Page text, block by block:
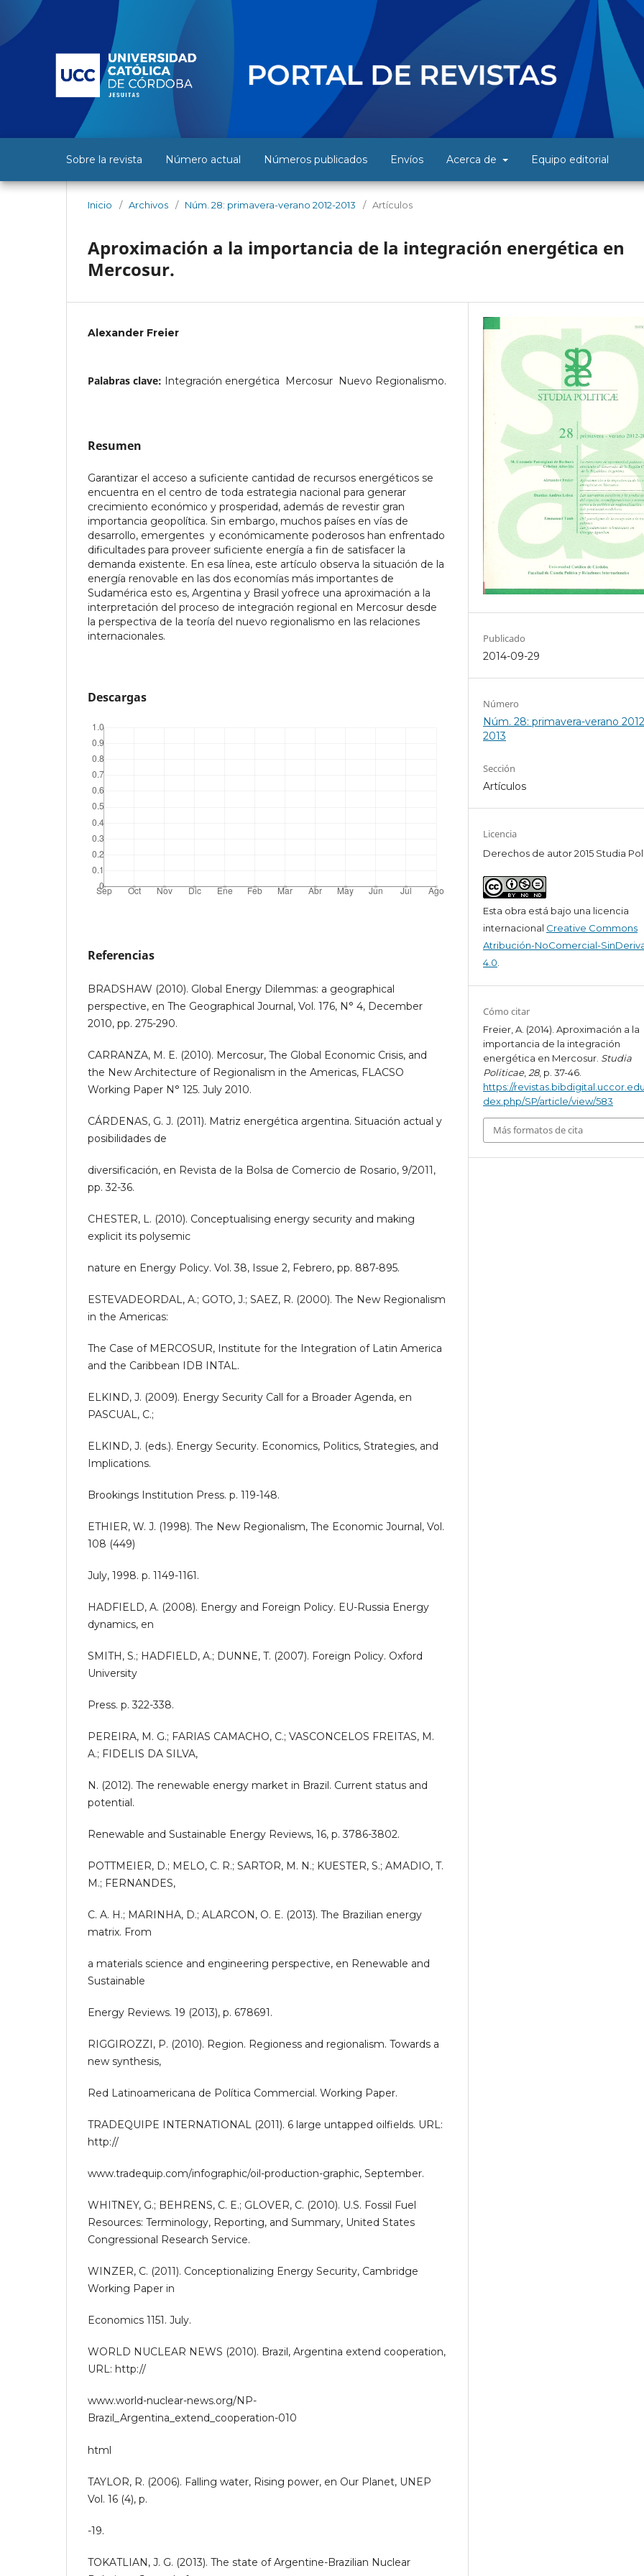
Sobre la revista Número actual Números publicados Envíos Acerca de Equipo editorial
Inicio / Archivos / Núm. 28: primavera-verano 2012-2013 / Artículos
Aproximación a la importancia de la integración energética en
Mercosur.
Alexander Freier
Palabras clave: Integración energética  Mercosur  Nuevo Regionalismo.
Resumen
Garantizar el acceso a suficiente cantidad de recursos energéticos se
encuentra en el centro de toda estrategia nacional para generar
crecimiento económico y prosperidad, además de revestir gran
importancia geopolítica. Sin embargo, muchos países en vías de
desarrollo, emergentes y económicamente poderosos han enfrentado
dificultades para proveer suficiente energía a fin de satisfacer la
demanda existente. En esa línea, este artículo observa la situación de la
energía renovable en las dos economías más importantes de
Sudamérica esto es, Argentina y Brasil yofrece una aproximación a la
interpretación del proceso de integración regional en Mercosur desde
la perspectiva de la teoría del nuevo regionalismo en las relaciones
internacionales.
Descargas
Referencias
BRADSHAW (2010). Global Energy Dilemmas: a geographical
perspective, en The Geographical Journal, Vol. 176, N° 4, December
2010, pp. 275-290.
CARRANZA, M. E. (2010). Mercosur, The Global Economic Crisis, and
the New Architecture of Regionalism in the Americas, FLACSO
Working Paper N° 125. July 2010.
CÁRDENAS, G. J. (2011). Matriz energética argentina. Situación actual y
posibilidades de
diversificación, en Revista de la Bolsa de Comercio de Rosario, 9/2011,
pp. 32-36.
CHESTER, L. (2010). Conceptualising energy security and making
explicit its polysemic
nature en Energy Policy. Vol. 38, Issue 2, Febrero, pp. 887-895.
ESTEVADEORDAL, A.; GOTO, J.; SAEZ, R. (2000). The New Regionalism
in the Americas:
The Case of MERCOSUR, Institute for the Integration of Latin America
and the Caribbean IDB INTAL.
ELKIND, J. (2009). Energy Security Call for a Broader Agenda, en
PASCUAL, C.;
ELKIND, J. (eds.). Energy Security. Economics, Politics, Strategies, and
Implications.
Brookings Institution Press. p. 119-148.
ETHIER, W. J. (1998). The New Regionalism, The Economic Journal, Vol.
108 (449)
July, 1998. p. 1149-1161.
HADFIELD, A. (2008). Energy and Foreign Policy. EU-Russia Energy
dynamics, en
SMITH, S.; HADFIELD, A.; DUNNE, T. (2007). Foreign Policy. Oxford
University
Press. p. 322-338.
PEREIRA, M. G.; FARIAS CAMACHO, C.; VASCONCELOS FREITAS, M.
A.; FIDELIS DA SILVA,
N. (2012). The renewable energy market in Brazil. Current status and
potential.
Renewable and Sustainable Energy Reviews, 16, p. 3786-3802.
POTTMEIER, D.; MELO, C. R.; SARTOR, M. N.; KUESTER, S.; AMADIO, T.
M.; FERNANDES,
C. A. H.; MARINHA, D.; ALARCON, O. E. (2013). The Brazilian energy
matrix. From
a materials science and engineering perspective, en Renewable and
Sustainable
Energy Reviews. 19 (2013), p. 678691.
RIGGIROZZI, P. (2010). Region. Regioness and regionalism. Towards a
new synthesis,
Red Latinoamericana de Política Commercial. Working Paper.
TRADEQUIPE INTERNATIONAL (2011). 6 large untapped oilfields. URL:
http://
www.tradequip.com/infographic/oil-production-graphic, September.
WHITNEY, G.; BEHRENS, C. E.; GLOVER, C. (2010). U.S. Fossil Fuel
Resources: Terminology, Reporting, and Summary, United States
Congressional Research Service.
WINZER, C. (2011). Conceptionalizing Energy Security, Cambridge
Working Paper in
Economics 1151. July.
WORLD NUCLEAR NEWS (2010). Brazil, Argentina extend cooperation,
URL: http://
www.world-nuclear-news.org/NP-
Brazil_Argentina_extend_cooperation-010
html
TAYLOR, R. (2006). Falling water, Rising power, en Our Planet, UNEP
Vol. 16 (4), p.
-19.
TOKATLIAN, J. G. (2013). The state of Argentine-Brazilian Nuclear
Publicado
2014-09-29
Número
Núm. 28: primavera-verano
2013
Sección
Artículos
Licencia
Derechos de autor 2015 Studia
Esta obra está bajo una licencia
internacional Creative Commons
Atribución-NoComercial-
4.0
Cómo citar
Freier, A. (2014). Aproximación a la
importancia de la integración
energética en Mercosur. Studia
Politicae, 28, p. 37-46.
https://
dex.php/SP/article/view/583
Más formatos de cita